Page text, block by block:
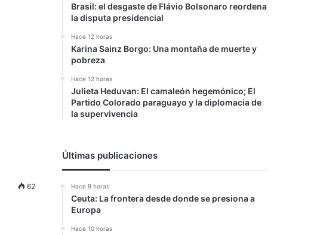
62
Brasil: el desgaste de Flávio Bolsonaro reordena
la disputa presidencial
Hace 12 horas
Karina Sainz Borgo: Una montaña de muerte y
pobreza
Hace 12 horas
Julieta Heduvan: El camaleón hegemónico; El
Partido Colorado paraguayo y la diplomacia de
la supervivencia
Últimas publicaciones
Hace 9 horas
Ceuta: La frontera desde donde se presiona a
Europa
Hace 10 horas